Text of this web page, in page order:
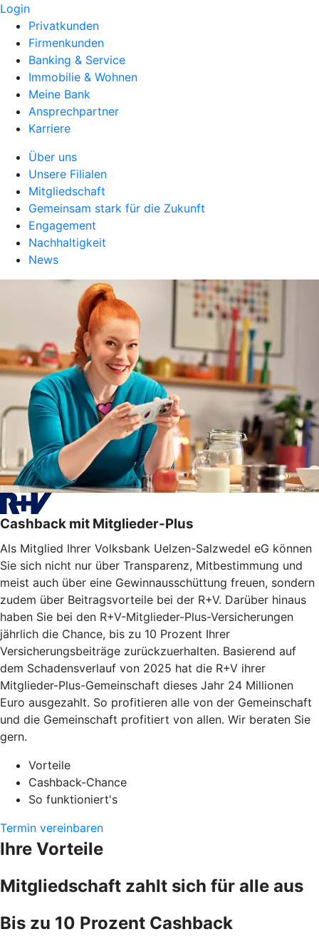
Login
Privatkunden
Firmenkunden
Banking & Service
Immobilie & Wohnen
Meine Bank
Ansprechpartner
Karriere
Über uns
Unsere Filialen
Mitgliedschaft
Gemeinsam stark für die Zukunft
Engagement
Nachhaltigkeit
News
Cashback mit Mitglieder-Plus
Als Mitglied Ihrer Volksbank Uelzen-Salzwedel eG können
Sie sich nicht nur über Transparenz, Mitbestimmung und
meist auch über eine Gewinnausschüttung freuen, sondern
zudem über Beitragsvorteile bei der R+V. Darüber hinaus
haben Sie bei den R+V-Mitglieder-Plus-Versicherungen
jährlich die Chance, bis zu 10 Prozent Ihrer
Versicherungsbeiträge zurückzuerhalten. Basierend auf
dem Schadensverlauf von 2025 hat die R+V ihrer
Mitglieder-Plus-Gemeinschaft dieses Jahr 24 Millionen
Euro ausgezahlt. So profitieren alle von der Gemeinschaft
und die Gemeinschaft profitiert von allen. Wir beraten Sie
gern.
Vorteile
Cashback-Chance
So funktioniert's
Termin vereinbaren
Ihre Vorteile
Mitgliedschaft zahlt sich für alle aus
Bis zu 10 Prozent Cashback